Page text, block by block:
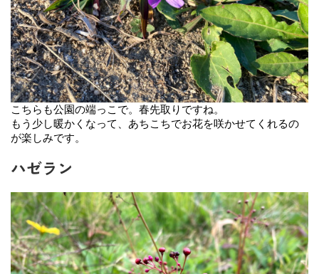
こちらも公園の端っこで。春先取りですね。
もう少し暖かくなって、あちこちでお花を咲かせてくれるの
が楽しみです。
ハゼラン